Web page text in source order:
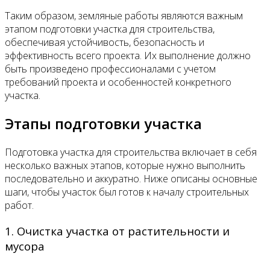
Таким образом, земляные работы являются важным
этапом подготовки участка для строительства,
обеспечивая устойчивость, безопасность и
эффективность всего проекта. Их выполнение должно
быть произведено профессионалами с учетом
требований проекта и особенностей конкретного
участка.
Этапы подготовки участка
Подготовка участка для строительства включает в себя
несколько важных этапов, которые нужно выполнить
последовательно и аккуратно. Ниже описаны основные
шаги, чтобы участок был готов к началу строительных
работ.
1. Очистка участка от растительности и
мусора